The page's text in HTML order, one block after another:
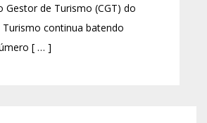
Gestor de Turismo (CGT) do
continua batendo
[ … ]